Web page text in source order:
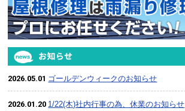
2026.05.01 ゴールデンウィークのお知らせ
2026.01.20 1/22(木)社内行事の為、休業のお知らせ